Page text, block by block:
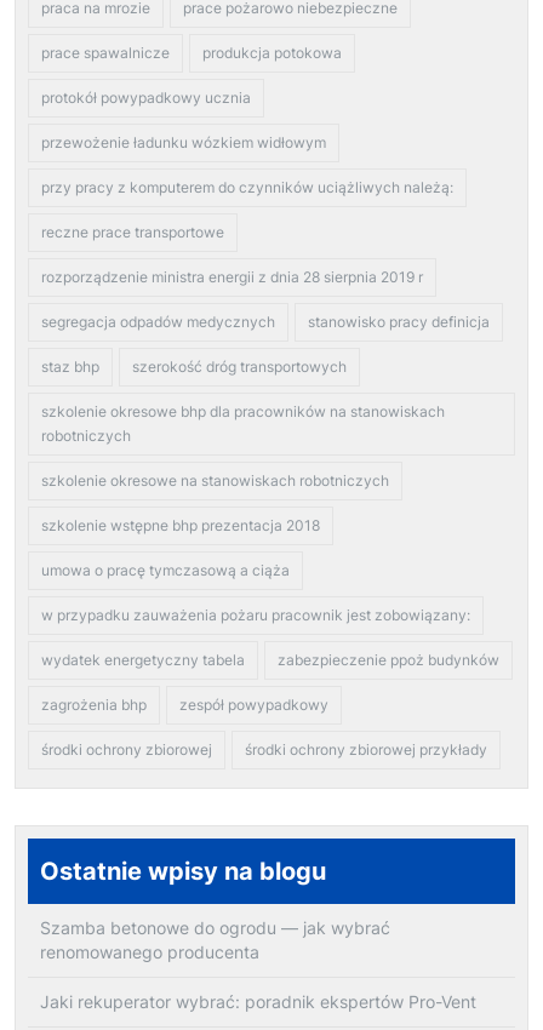
praca na mrozie prace pożarowo niebezpieczne
prace spawalnicze produkcja potokowa
protokół powypadkowy ucznia
przewożenie ładunku wózkiem widłowym
przy pracy z komputerem do czynników uciążliwych należą:
reczne prace transportowe
rozporządzenie ministra energii z dnia 28 sierpnia 2019 r
segregacja odpadów medycznych stanowisko pracy definicja
staz bhp szerokość dróg transportowych
szkolenie okresowe bhp dla pracowników na stanowiskach
robotniczych
szkolenie okresowe na stanowiskach robotniczych
szkolenie wstępne bhp prezentacja 2018
umowa o pracę tymczasową a ciąża
w przypadku zauważenia pożaru pracownik jest zobowiązany:
wydatek energetyczny tabela zabezpieczenie ppoż budynków
zagrożenia bhp zespół powypadkowy
środki ochrony zbiorowej środki ochrony zbiorowej przykłady
Ostatnie wpisy na blogu
Szamba betonowe do ogrodu — jak wybrać
renomowanego producenta
Jaki rekuperator wybrać: poradnik ekspertów Pro-Vent